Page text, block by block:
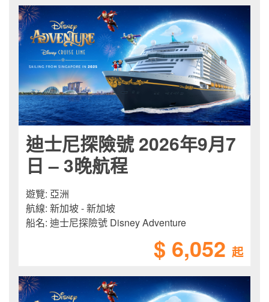
迪士尼探險號 2026年9月7
日 – 3晚航程
遊覽: 亞洲
航線: 新加坡 - 新加坡
船名: 迪士尼探險號 Disney Adventure
$ 6,052 起